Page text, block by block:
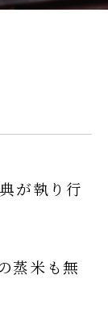
が執り行
蒸米も無